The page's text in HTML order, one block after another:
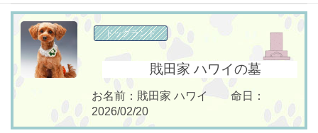
ドッグランド
戝田家 ハワイの墓
お名前：戝田家 ハワイ 命日：
2026/02/20